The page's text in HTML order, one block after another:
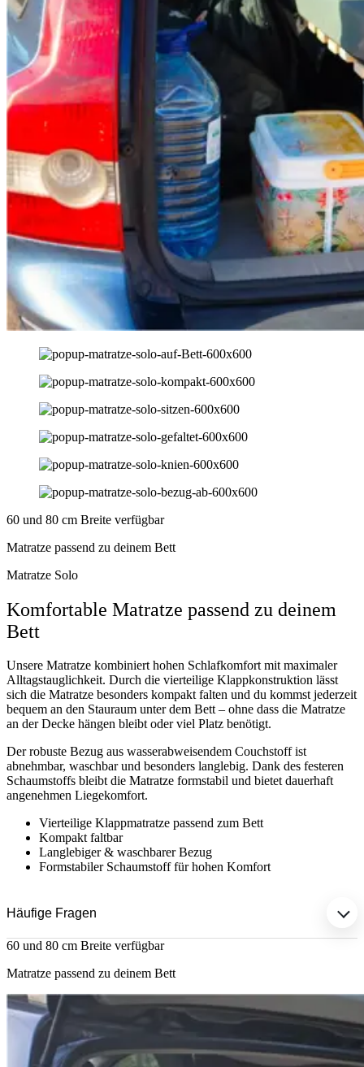
60 und 80 cm Breite verfügbar
Matratze passend zu deinem Bett
Matratze Solo
Komfortable Matratze passend zu deinem
Bett
Unsere Matratze kombiniert hohen Schlafkomfort mit maximaler
Alltagstauglichkeit. Durch die vierteilige Klappkonstruktion lässt
sich die Matratze besonders kompakt falten und du kommst jederzeit
bequem an den Stauraum unter dem Bett – ohne dass die Matratze
an der Decke hängen bleibt oder viel Platz benötigt.
Der robuste Bezug aus wasserabweisendem Couchstoff ist
abnehmbar, waschbar und besonders langlebig. Dank des festeren
Schaumstoffs bleibt die Matratze formstabil und bietet dauerhaft
angenehmen Liegekomfort.
Vierteilige Klappmatratze passend zum Bett
Kompakt faltbar
Langlebiger & waschbarer Bezug
Formstabiler Schaumstoff für hohen Komfort
Häufige Fragen
60 und 80 cm Breite verfügbar
Matratze passend zu deinem Bett